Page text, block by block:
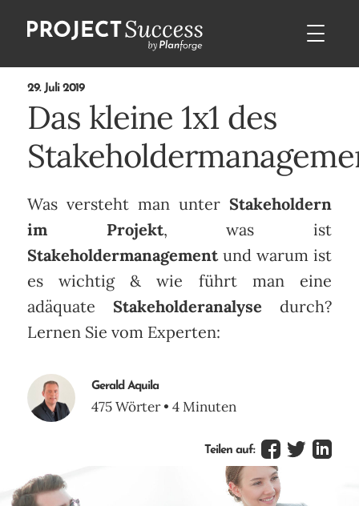
29. Juli 2019
Das kleine 1x1 des
Was versteht man unter Stakeholdern
im Projekt, was ist
Stakeholdermanagementund warum ist
es wichtig & wie führt man eine
adäquate Stakeholderanalyse durch?
Lernen Sie vom Experten:
Gerald Aquila
475 Wörter • 4 Minuten
Teilen auf: